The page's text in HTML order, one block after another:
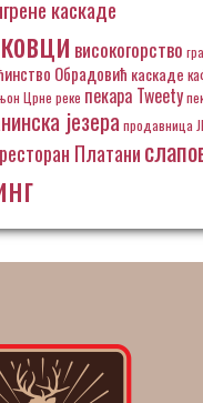
каскаде
високогорство
Обрадовић каскаде
Црне реке пекара Tweety
језера продавница
ресторан Платани